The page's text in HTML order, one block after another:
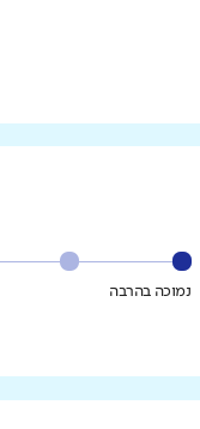
נמוכה בהרבה